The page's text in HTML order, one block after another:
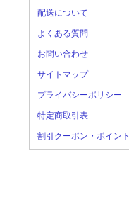
配送について
よくある質問
お問い合わせ
サイトマップ
プライバシーポリシー
特定商取引表
割引クーポン・ポイント